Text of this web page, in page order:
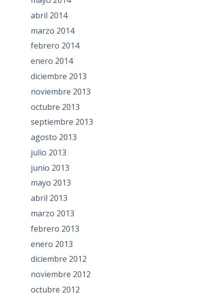
abril 2014
marzo 2014
febrero 2014
enero 2014
diciembre 2013
noviembre 2013
octubre 2013
septiembre 2013
agosto 2013
julio 2013
junio 2013
mayo 2013
abril 2013
marzo 2013
febrero 2013
enero 2013
diciembre 2012
noviembre 2012
octubre 2012